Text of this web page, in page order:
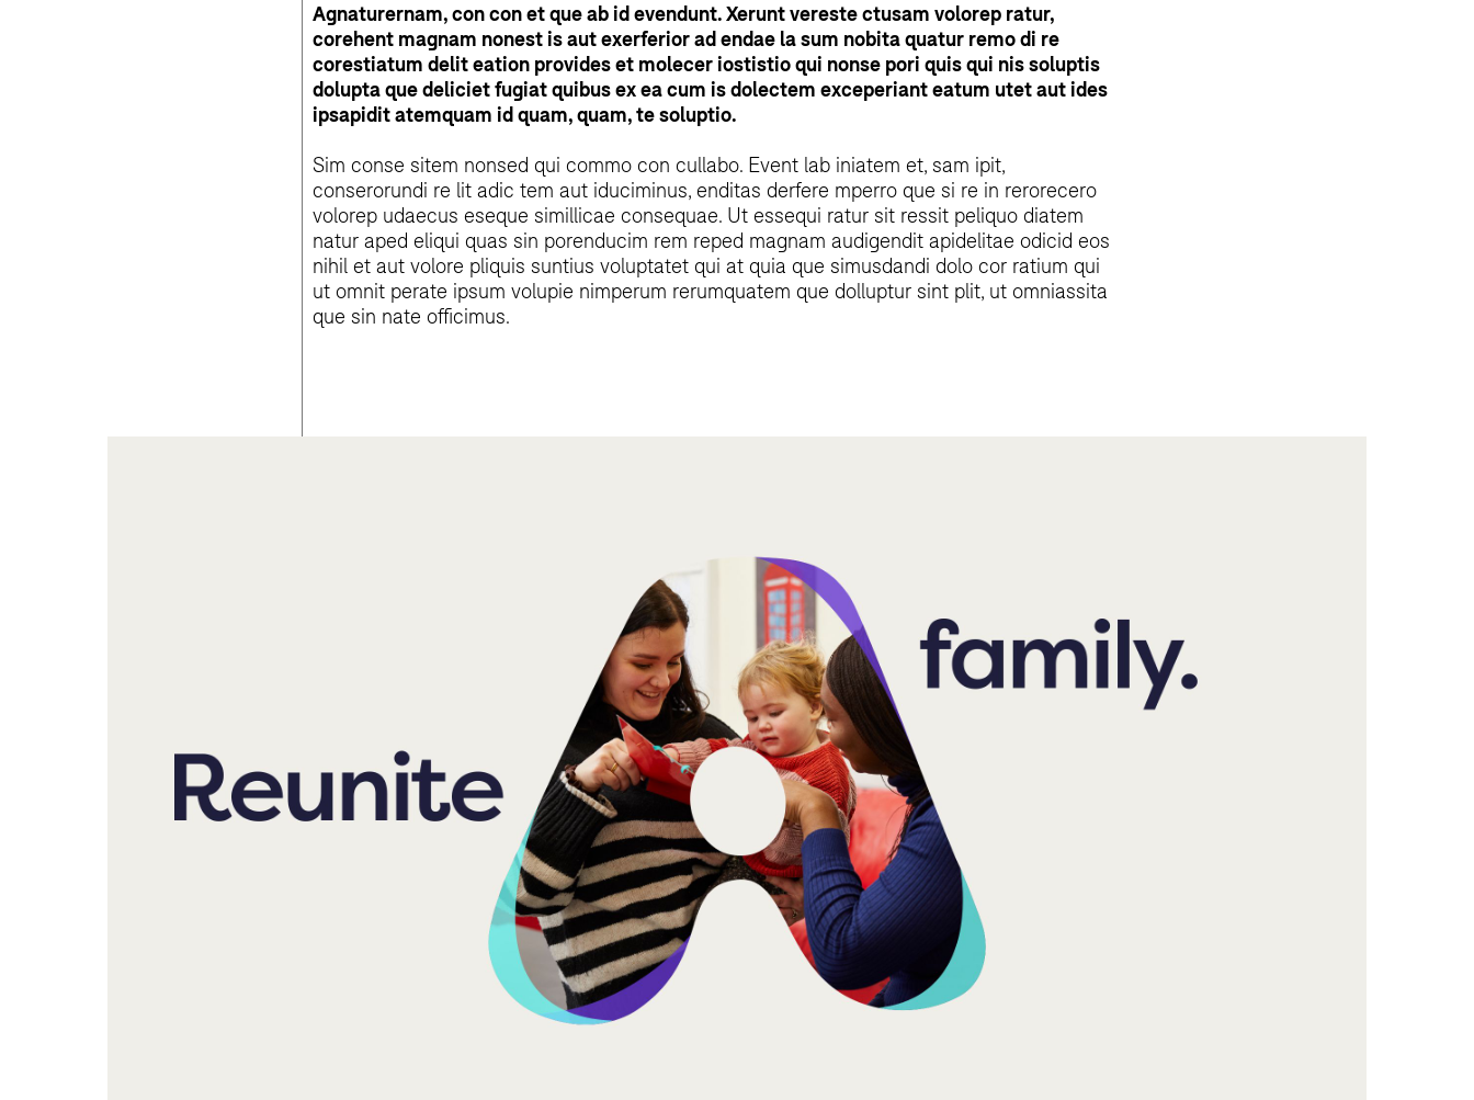
Agnaturernam, con con et que ab id evendunt. Xerunt vereste ctusam volorep ratur,
corehent magnam nonest is aut exerferior ad endae la sum nobita quatur remo di re
corestiatum delit eation provides et molecer iostistio qui nonse pori quis qui nis soluptis
dolupta que deliciet fugiat quibus ex ea cum is dolectem exceperiant eatum utet aut ides
ipsapidit atemquam id quam, quam, te soluptio.
Sim conse sitem nonsed qui commo con cullabo. Event lab iniatem et, sam ipit,
conserorundi re lit adic tem aut iduciminus, enditas derfere mperro que si re in rerorecero
volorep udaecus eseque simillicae consequae. Ut essequi ratur sit ressit peliquo diatem
natur aped eliqui quas sin porenducim rem reped magnam audigendit apidelitae odicid eos
nihil et aut volore pliquis suntius voluptatet qui at quia que simusdandi dolo cor ratium qui
ut omnit perate ipsum volupie nimperum rerumquatem que dolluptur sint plit, ut omniassita
que sin nate officimus.